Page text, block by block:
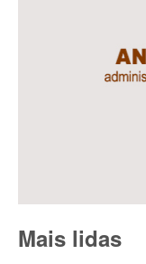
Mais lidas